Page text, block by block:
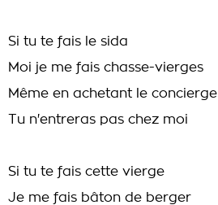
Si tu te fais le sida
Moi je me fais chasse-vierges
Même en achetant le concierge
Tu n'entreras pas chez moi
Si tu te fais cette vierge
Je me fais bâton de berger